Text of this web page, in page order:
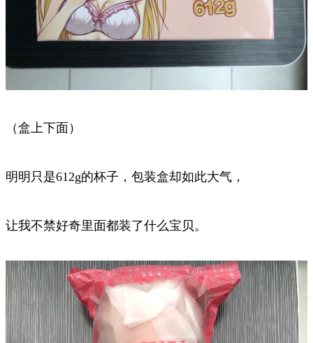
（盒上下面）
明明只是612g的杯子，包装盒却如此大气，
让我不禁好奇里面都装了什么宝贝。